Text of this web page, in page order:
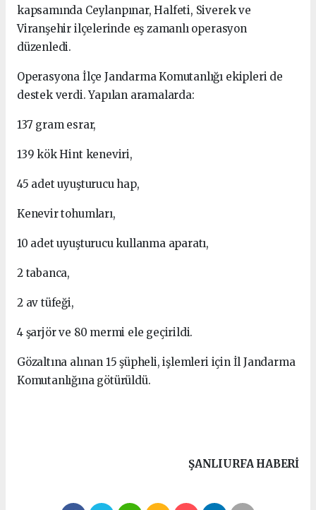
kapsamında Ceylanpınar, Halfeti, Siverek ve
Viranşehir ilçelerinde eş zamanlı operasyon
düzenledi.
Operasyona İlçe Jandarma Komutanlığı ekipleri de
destek verdi. Yapılan aramalarda:
137 gram esrar,
139 kök Hint keneviri,
45 adet uyuşturucu hap,
Kenevir tohumları,
10 adet uyuşturucu kullanma aparatı,
2 tabanca,
2 av tüfeği,
4 şarjör ve 80 mermi ele geçirildi.
Gözaltına alınan 15 şüpheli, işlemleri için İl Jandarma
Komutanlığına götürüldü.
ŞANLIURFA HABERİ